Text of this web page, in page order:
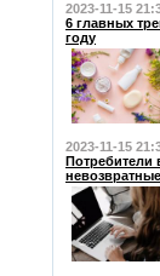
2023-11-15
6 главных
году
2023-11-15
Потребители